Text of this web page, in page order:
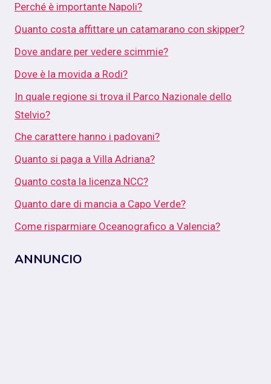
Perché è importante Napoli?
Quanto costa affittare un catamarano con skipper?
Dove andare per vedere scimmie?
Dove è la movida a Rodi?
In quale regione si trova il Parco Nazionale dello
Stelvio?
Che carattere hanno i padovani?
Quanto si paga a Villa Adriana?
Quanto costa la licenza NCC?
Quanto dare di mancia a Capo Verde?
Come risparmiare Oceanografico a Valencia?
ANNUNCIO